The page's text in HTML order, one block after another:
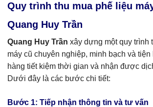
Quy trình thu mua phế liệu
Quang Huy Trần
Quang Huy Trần xây dựng một quy trình
máy cũ chuyên nghiệp, minh bạch và
hàng tiết kiệm thời gian và nhận được
Dưới đây là các bước chi tiết:
Bước 1: Tiếp nhận thông tin và tư vấn